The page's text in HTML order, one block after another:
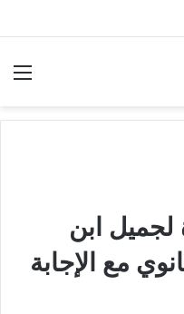
ابن
مع الإجابة